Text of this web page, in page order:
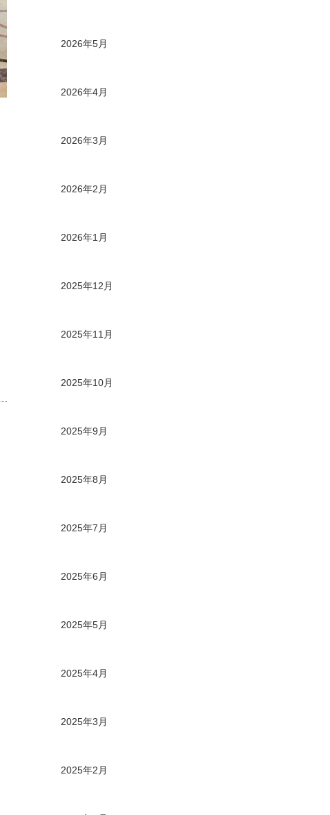
2026年5月
2026年4月
2026年3月
2026年2月
2026年1月
2025年12月
2025年11月
2025年10月
2025年9月
2025年8月
2025年7月
2025年6月
2025年5月
2025年4月
2025年3月
2025年2月